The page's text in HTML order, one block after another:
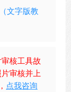
文字版教
核工具故
审核并上
点我咨询